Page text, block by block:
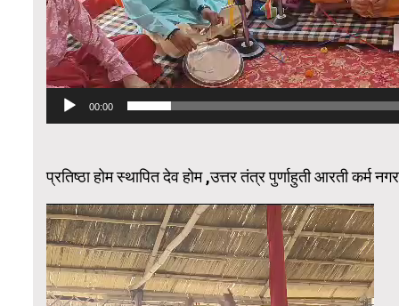
00:00
प्रतिष्ठा होम स्थापित देव होम ,उत्तर तंत्र पुर्णाहुती आरती कर्म
Video
Player